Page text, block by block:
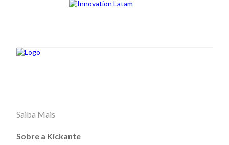
Saiba Mais
Sobre a Kickante